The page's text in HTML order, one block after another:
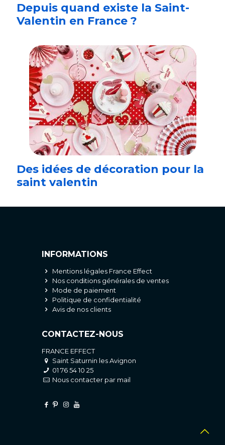
Depuis quand existe la Saint-
Valentin en France ?
Des idées de décoration pour la
saint valentin
INFORMATIONS
Mentions légales France Effect
Nos conditions générales de ventes
Mode de paiement
Politique de confidentialité
Avis de nos clients
CONTACTEZ-NOUS
FRANCE EFFECT
Saint Saturnin les Avignon
01 76 54 10 25
Nous contacter par mail